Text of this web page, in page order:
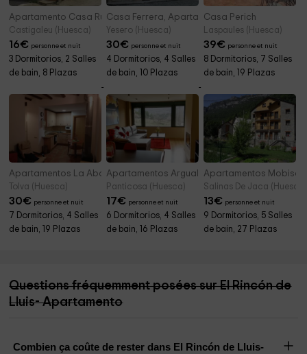
Apartamento Casa Rural Graeras
Castigaleu (Huesca)
16€ personne et nuit
3 Dormitorios, 2 Salles
de bain, 8 Plazas
Casa Ferrera, Apartamentos
Yesero (Huesca)
30€ personne et nuit
4 Dormitorios, 4 Salles
de bain, 10 Plazas
Casa Perich
Laspaules (Huesca)
39€ personne et nuit
8 Dormitorios, 7 Salles
de bain, 19 Plazas
Apartamentos La Abadía
Tolva (Huesca)
30€ personne et nuit
7 Dormitorios, 4 Salles
de bain, 19 Plazas
Apartamentos Argualas
Panticosa (Huesca)
17€ personne et nuit
6 Dormitorios, 4 Salles
de bain, 16 Plazas
Apartamentos Mobison
Salinas De Jaca (Huesca)
13€ personne et nuit
9 Dormitorios, 5 Salles
de bain, 27 Plazas
Questions fréquemment posées sur El Rincón de
Lluis- Apartamento
Combien ça coûte de rester dans El Rincón de Lluis-